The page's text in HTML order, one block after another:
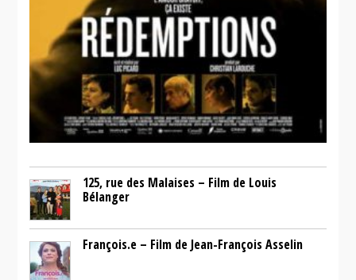
125, rue des Malaises – Film de Louis
Bélanger
François.e – Film de Jean-François Asselin